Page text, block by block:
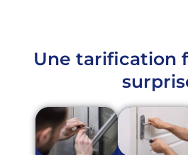
Une tarification